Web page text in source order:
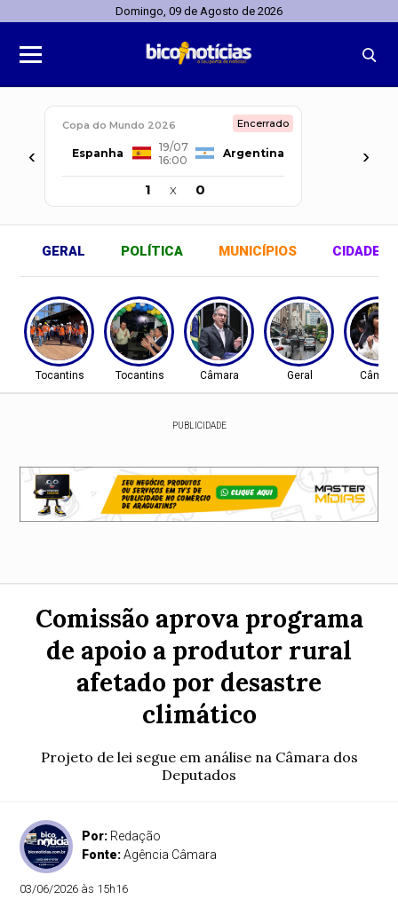
Domingo, 09 de Agosto de 2026
‹
Copa do Mundo 2026 Encerrado
Espanha
19/07
16:00
Argentina
1 x 0
›
GERAL POLÍTICA MUNICÍPIOS CIDADES
Tocantins Tocantins Câmara Geral
PUBLICIDADE
Comissão aprova programa
de apoio a produtor rural
afetado por desastre
climático
Projeto de lei segue em análise na Câmara dos
Deputados
Por: Redação
Fonte:Agência Câmara
03/06/2026 às 15h16